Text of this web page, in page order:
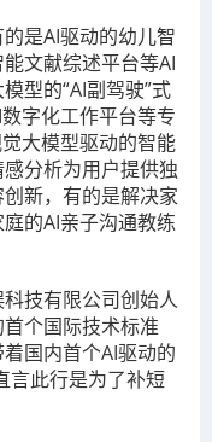
是AI驱动的幼儿智
文献综述平台等AI
型的“AI副驾驶”式
字化工作平台等专
大模型驱动的智能
分析为用户提供独
新，有的是解决家
的AI亲子沟通教练
技有限公司创始人
个国际技术标准
国内首个AI驱动的
言此行是为了补短